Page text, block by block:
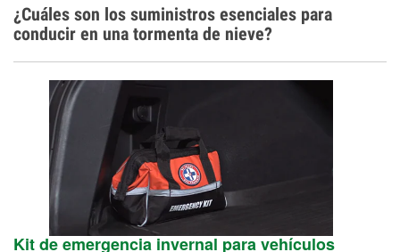
¿Cuáles son los suministros esenciales para
conducir en una tormenta de nieve?
Kit de emergencia invernal para vehículos